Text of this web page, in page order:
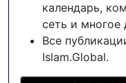
календарь,
сеть и многое
Все
Islam.Global.